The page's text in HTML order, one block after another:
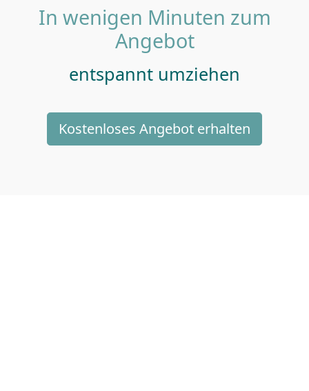
In wenigen Minuten zum
Angebot
entspannt umziehen
Kostenloses Angebot erhalten